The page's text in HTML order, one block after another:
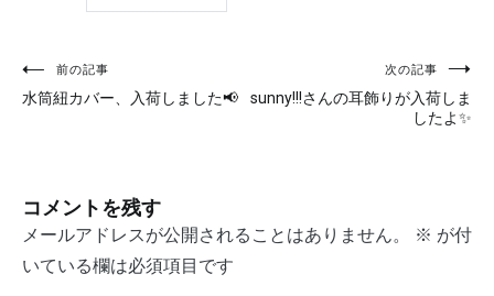
投
ビ
ゲ
ー
前の記事
水筒紐カバー、入荷しました📢
次の記事
sunny!!!さんの耳飾りが入荷しま
したよ✨
コメントを残す
メールアドレスが公開されることはありません。 ※ が付
いている欄は必須項目です